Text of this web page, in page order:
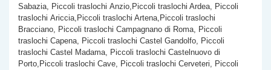
Sabazia, Piccoli traslochi Anzio,Piccoli traslochi Ardea, Piccoli
traslochi Ariccia,Piccoli traslochi Artena,Piccoli traslochi
Bracciano, Piccoli traslochi Campagnano di Roma, Piccoli
traslochi Capena, Piccoli traslochi Castel Gandolfo, Piccoli
traslochi Castel Madama, Piccoli traslochi Castelnuovo di
Porto,Piccoli traslochi Cave, Piccoli traslochi Cerveteri, Piccoli